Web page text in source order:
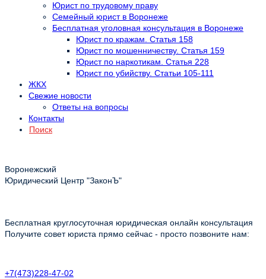
Юрист по трудовому праву
Семейный юрист в Воронеже
Бесплатная уголовная консультация в Воронеже
Юрист по кражам. Статья 158
Юрист по мошенничеству. Статья 159
Юрист по наркотикам. Статья 228
Юрист по убийству. Статьи 105-111
ЖКХ
Свежие новости
Ответы на вопросы
Контакты
Поиск
Воронежский
Юридический Центр "ЗаконЪ"
Бесплатная круглосуточная юридическая онлайн консультация
Получите совет юриста прямо сейчас - просто позвоните нам:
+7(473)228-47-02